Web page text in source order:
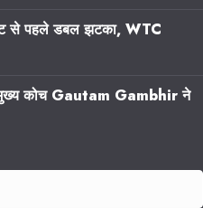
से पहले डबल झटका, WTC
कोच Gautam Gambhir ने